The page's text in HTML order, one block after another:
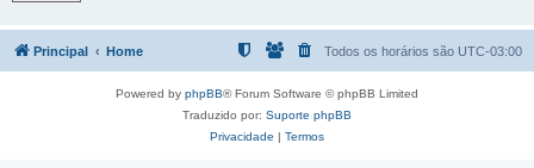
Principal Home Todos os horários são UTC-03:00
Powered by phpBB® Forum Software © phpBB Limited
Traduzido por: Suporte phpBB
Privacidade | Termos